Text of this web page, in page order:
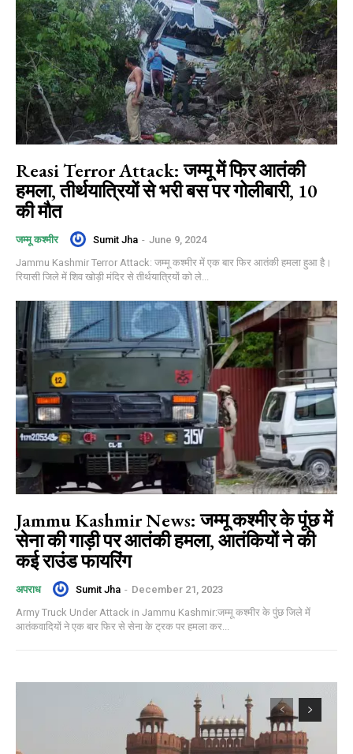
Reasi Terror Attack: जम्मू में फिर आतंकी
हमला, तीर्थयात्रियों से भरी बस पर गोलीबारी, 10
की मौत
जम्मू कश्मीर Sumit Jha - June 9, 2024
Jammu Kashmir Terror Attack: जम्मू कश्मीर में एक बार फिर आतंकी हमला हुआ है।
रियासी जिले में शिव खोड़ी मंदिर से तीर्थयात्रियों को ले...
Jammu Kashmir News: जम्मू कश्मीर के पूंछ में
सेना की गाड़ी पर आतंकी हमला, आतंकियों ने की
कई राउंड फायरिंग
अपराध Sumit Jha - December 21, 2023
Army Truck Under Attack in Jammu Kashmir:जम्मू कश्मीर के पुंछ जिले में
आतंकवादियों ने एक बार फिर से सेना के ट्रक पर हमला कर...